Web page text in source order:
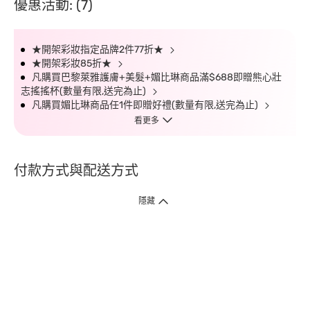
優惠活動: (7)
★開架彩妝指定品牌2件77折★
★開架彩妝85折★
凡購買巴黎萊雅護膚+美髮+媚比琳商品滿$688即贈熊心壯
志搖搖杯(數量有限,送完為止)
凡購買媚比琳商品任1件即贈好禮(數量有限,送完為止)
看更多
付款方式與配送方式
隱藏